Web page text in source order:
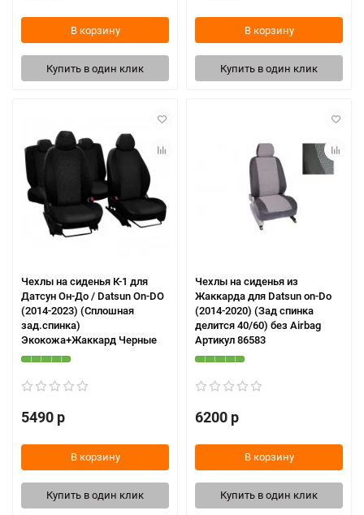
В корзину
Купить в один клик
В корзину
Купить в один клик
Чехлы на сиденья К-1 для
Датсун Он-До / Datsun On-DO
(2014-2023) (Сплошная
зад.спинка)
Экокожа+Жаккард Черные
5490 р
В корзину
Купить в один клик
Чехлы на сиденья из
Жаккарда для Datsun on-Do
(2014-2020) (Зад спинка
делится 40/60) без Airbag
Артикул 86583
6200 р
В корзину
Купить в один клик